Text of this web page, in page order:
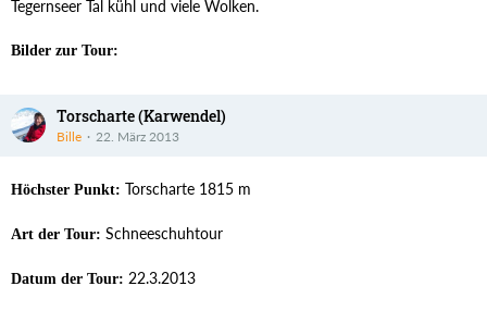
Tegernseer Tal kühl und viele Wolken.
Bilder zur Tour:
Torscharte (Karwendel)
Bille 22. März 2013
Höchster Punkt: Torscharte 1815 m
Art der Tour: Schneeschuhtour
Datum der Tour: 22.3.2013